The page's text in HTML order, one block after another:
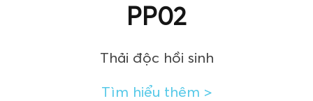
PP02
Thải độc hồi sinh
Tìm hiểu thêm >